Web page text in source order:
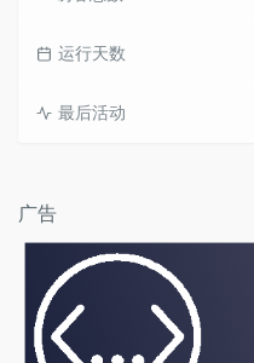
运行天数
最后活动
广告